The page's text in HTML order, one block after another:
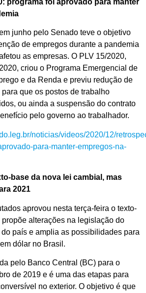
programa foi aprovado para manter
junho pelo Senado teve o objetivo
de empregos durante a pandemia
as empresas. O PLV 15/2020,
criou o Programa Emergencial de
e da Renda e previu redução de
que os postos de trabalho
ou ainda a suspensão do contrato
pelo governo ao trabalhador.
noticias/videos/2020/12/
para-manter-empregos-na-
base da nova lei cambial, mas
2021
aprovou nesta terça-feira o texto-
propõe alterações na legislação do
país e amplia as possibilidades para
dólar no Brasil.
pelo Banco Central (BC) para o
de 2019 e é uma das etapas para
no exterior. O objetivo é que